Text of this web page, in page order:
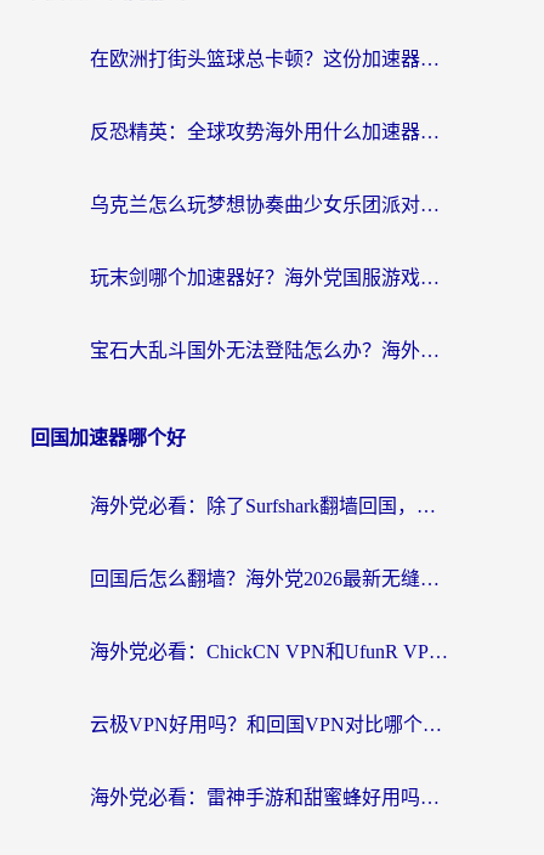
在欧洲打街头篮球总卡顿？这份加速器选择指南帮你解决延迟难题
反恐精英：全球攻势海外用什么加速器登录？海外党国服游戏畅玩指南
乌克兰怎么玩梦想协奏曲少女乐团派对？海外党国服游戏加速全攻略（附欧洲重生细胞荒野行动不卡技巧）
玩末剑哪个加速器好？海外党国服游戏畅玩终极指南（附3款热门游戏实测）
宝石大乱斗国外无法登陆怎么办？海外玩家专属加速指南（附穿越火线原野传说解决方案）
回国加速器哪个好
海外党必看：除了Surfshark翻墙回国，这些加速器选择技巧你真的懂吗？
回国后怎么翻墙？海外党2026最新无缝访问国内资源全攻略（附对比实测）
海外党必看：ChickCN VPN和UfunR VPN对比哪个回国效果更好？附实用选择指南
云极VPN好用吗？和回国VPN对比哪个回国效果更好？海外党亲测避坑指南
海外党必看：雷神手游和甜蜜蜂好用吗？3步选对回国加速器无缝刷国内资源